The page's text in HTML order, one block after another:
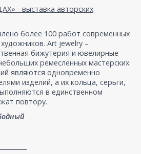
- выставка авторских
более 100 работ современных
Art jewelry –
бижутерия и ювелирные
ремесленных мастерских.
являются одновременно
изделий, а их кольца, серьги,
в единственном
повтору.